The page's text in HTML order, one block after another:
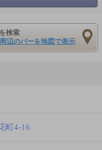
検索
辺のバーを地図で表示
町4-16